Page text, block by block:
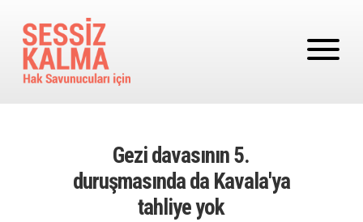
Gezi davasının 5.
duruşmasında da Kavala'ya
tahliye yok